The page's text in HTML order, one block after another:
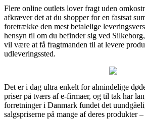
Flere online outlets lover fragt uden
afkræver det at du shopper for en fastsat
foretrække den mest betalelige
hensyn til om du befinder sig ved
vil være at få fragtmanden til at levere
udleveringssted.
Det er i dag ultra enkelt for almindelige
priser på tværs af e-firmaer, og til tak har
forretninger i Danmark fundet det
salgspriserne på mange af deres produkter